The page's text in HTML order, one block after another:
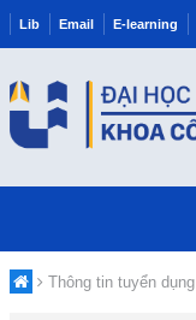
Lib Email E-learning
Thông tin tuyển dụng